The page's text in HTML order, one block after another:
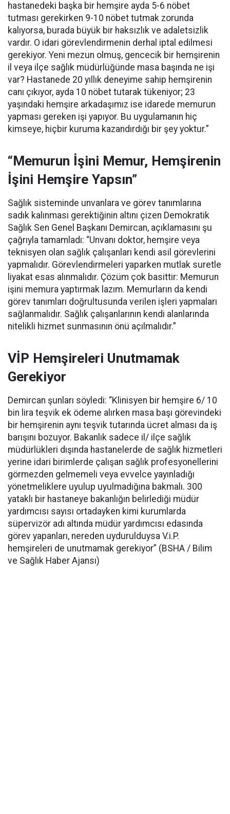
hastanedeki başka bir hemşire ayda 5-6 nöbet
tutması gerekirken 9-10 nöbet tutmak zorunda
kalıyorsa, burada büyük bir haksızlık ve adaletsizlik
vardır. O idari görevlendirmenin derhal iptal edilmesi
gerekiyor. Yeni mezun olmuş, gencecik bir hemşirenin
il veya ilçe sağlık müdürlüğünde masa başında ne işi
var? Hastanede 20 yıllık deneyime sahip hemşirenin
canı çıkıyor, ayda 10 nöbet tutarak tükeniyor; 23
yaşındaki hemşire arkadaşımız ise idarede memurun
yapması gereken işi yapıyor. Bu uygulamanın hiç
kimseye, hiçbir kuruma kazandırdığı bir şey yoktur.”
“Memurun İşini Memur, Hemşirenin
İşini Hemşire Yapsın”
Sağlık sisteminde unvanlara ve görev tanımlarına
sadık kalınması gerektiğinin altını çizen Demokratik
Sağlık Sen Genel Başkanı Demircan, açıklamasını şu
çağrıyla tamamladı: “Unvanı doktor, hemşire veya
teknisyen olan sağlık çalışanları kendi asil görevlerini
yapmalıdır. Görevlendirmeleri yaparken mutlak suretle
liyakat esas alınmalıdır. Çözüm çok basittir: Memurun
işini memura yaptırmak lazım. Memurların da kendi
görev tanımları doğrultusunda verilen işleri yapmaları
sağlanmalıdır. Sağlık çalışanlarının kendi alanlarında
nitelikli hizmet sunmasının önü açılmalıdır.”
VİP Hemşireleri Unutmamak
Gerekiyor
Demircan şunları söyledi: “Klinisyen bir hemşire 6/ 10
bin lira teşvik ek ödeme alırken masa başı görevindeki
bir hemşirenin aynı teşvik tutarında ücret alması da iş
barışını bozuyor. Bakanlık sadece il/ ilçe sağlık
müdürlükleri dışında hastanelerde de sağlık hizmetleri
yerine idari birimlerde çalışan sağlık profesyonellerini
görmezden gelmemeli veya evvelce yayınladığı
yönetmeliklere uyulup uyulmadığına bakmalı. 300
yataklı bir hastaneye bakanlığın belirlediği müdür
yardımcısı sayısı ortadayken kimi kurumlarda
süpervizör adı altında müdür yardımcısı edasında
görev yapanları, nereden uydurulduysa V.i.P.
hemşireleri de unutmamak gerekiyor” (BSHA / Bilim
ve Sağlık Haber Ajansı)